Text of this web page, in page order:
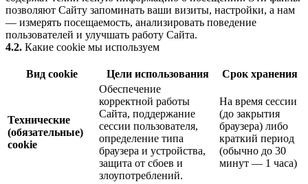
позволяют Сайту запоминать ваши визиты, настройки, а нам
— измерять посещаемость, анализировать поведение
пользователей и улучшать работу Сайта.
4.2. Какие cookie мы используем
Вид cookie Цели использования Срок хранения
Технические
(обязательные)
cookie
Обеспечение
корректной работы
Сайта, поддержание
сессии пользователя,
определение типа
браузера и устройства,
защита от сбоев и
злоупотреблений.
На время сессии
(до закрытия
браузера) либо
краткий период
(обычно до 30
минут — 1 часа)